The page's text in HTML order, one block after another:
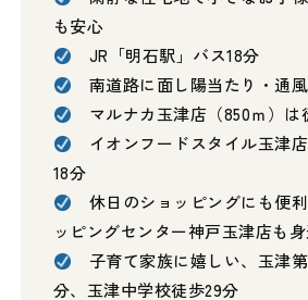
も安心
JR「明石駅」バス18分
南道路に面し陽当たり・通
マルナカ玉津店（850ｍ）は
イオンフードスタイル玉津
18分
休日のショッピングにも便
ッピングセンター神戸玉津店も
子育て家族に嬉しい、玉津
分、玉津中学校徒歩29分